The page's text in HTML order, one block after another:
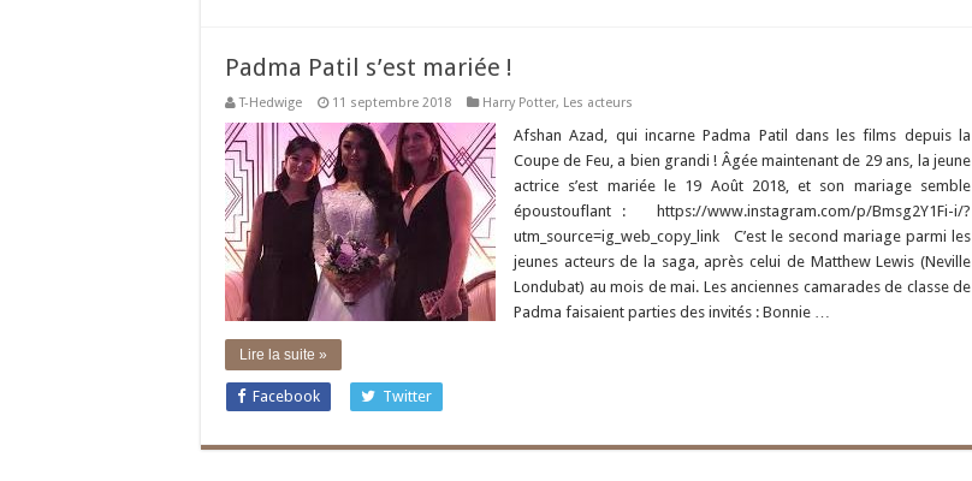
Padma Patil s’est mariée !
T-Hedwige 11 septembre 2018 Harry Potter, Les acteurs
Afshan Azad, qui incarne Padma Patil dans les films depuis la
Coupe de Feu, a bien grandi ! Âgée maintenant de 29 ans, la jeune
actrice s’est mariée le 19 Août 2018, et son mariage semble
époustouflant : https://www.instagram.com/p/Bmsg2Y1Fi-i/?
utm_source=ig_web_copy_link C’est le second mariage parmi les
jeunes acteurs de la saga, après celui de Matthew Lewis (Neville
Londubat) au mois de mai. Les anciennes camarades de classe de
Padma faisaient parties des invités : Bonnie …
Lire la suite »
Facebook Twitter